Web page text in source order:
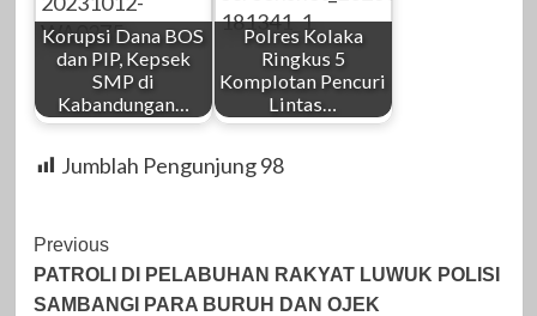
Korupsi Dana BOS
dan PIP, Kepsek
SMP di
Kabandungan…
Polres Kolaka
Ringkus 5
Komplotan Pencuri
Lintas…
Jumblah Pengunjung 98
Post
Navigation
Previous
PATROLI DI PELABUHAN RAKYAT LUWUK POLISI
SAMBANGI PARA BURUH DAN OJEK